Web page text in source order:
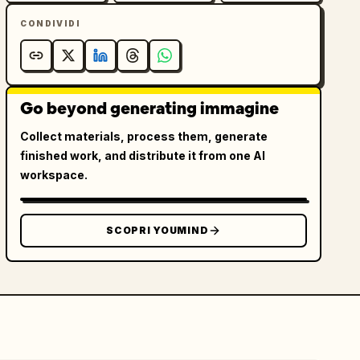
CONDIVIDI
Go beyond generating immagine
Collect materials, process them, generate
finished work, and distribute it from one AI
workspace.
SCOPRI YOUMIND